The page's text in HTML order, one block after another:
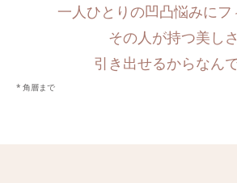
一人ひとりの凹凸悩みにフ
その人が持つ美し
引き出せるからなんで
角層まで